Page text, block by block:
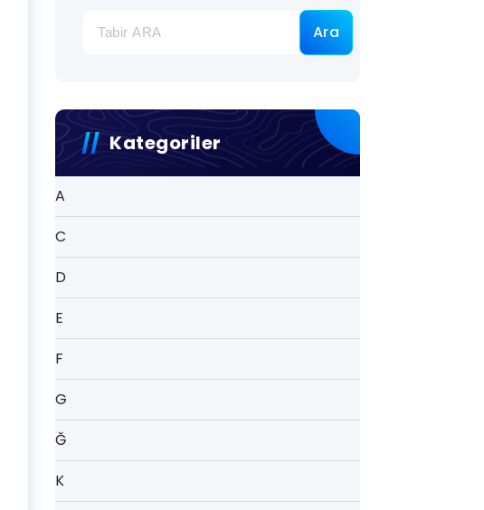
Ara
Kategoriler
A
C
D
E
F
G
Ğ
K